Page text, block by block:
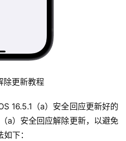
除更新教程
16.5.1（a）安全回应更新好的
a）安全回应解除更新，以避免
下：